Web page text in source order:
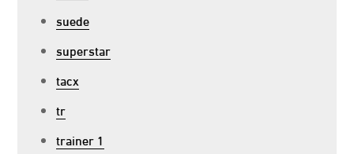
suede
superstar
tacx
tr
trainer 1